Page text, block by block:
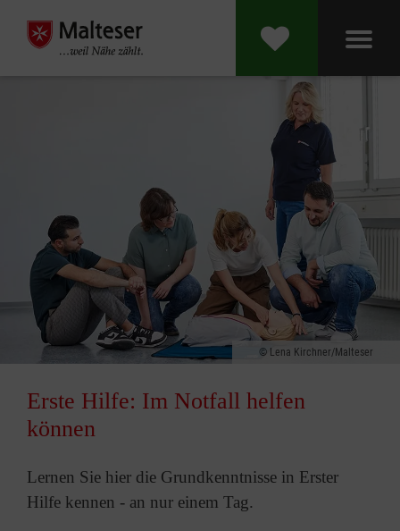
Lena Kirchner/Malteser
Erste Hilfe: Im Notfall helfen
können
Lernen Sie hier die Grundkenntnisse in Erster
Hilfe kennen - an nur einem Tag.